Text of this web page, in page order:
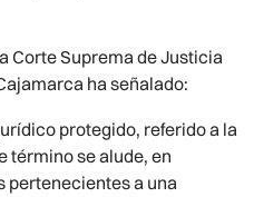
Corte Suprema de Justicia
ha señalado:
protegido, referido a la
término se alude, en
pertenecientes a una